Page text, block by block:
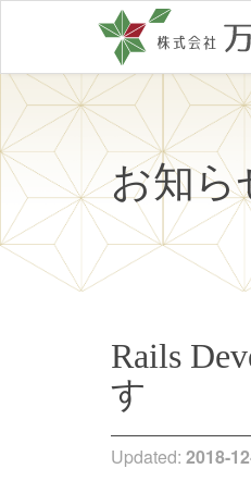
お知ら
Rails
す
Updated: 2018-